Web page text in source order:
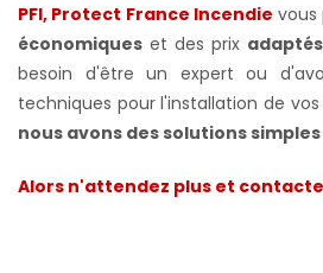
PFI, Protect France Incendie
économiques et des prix
besoin d'être un expert ou
techniques pour l'installation de
nous avons des solutions
Alors n'attendez plus et